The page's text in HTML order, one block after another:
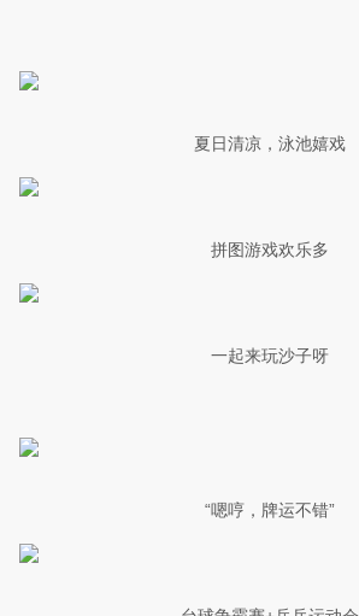
夏日清凉，泳池嬉戏
拼图游戏欢乐多
一起来玩沙子呀
“嗯哼，牌运不错”